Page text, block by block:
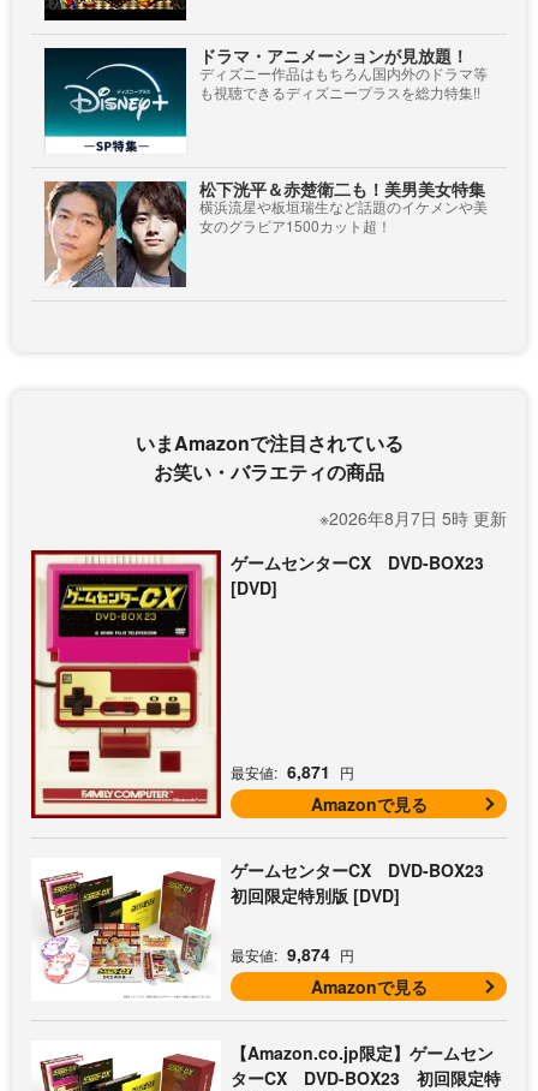
ドラマ・アニメーションが見放題！
ディズニー作品はもちろん国内外のドラマ等
も視聴できるディズニープラスを総力特集!!
松下洸平＆赤楚衛二も！美男美女特集
横浜流星や板垣瑞生など話題のイケメンや美
女のグラビア1500カット超！
いまAmazonで注目されている
お笑い・バラエティの商品
※2026年8月7日 5時 更新
ゲームセンターCX DVD-BOX23
[DVD]
最安値: 6,871 円
Amazonで見る
ゲームセンターCX DVD-BOX23
初回限定特別版 [DVD]
最安値: 9,874 円
Amazonで見る
【Amazon.co.jp限定】ゲームセン
ターCX DVD-BOX23 初回限定特